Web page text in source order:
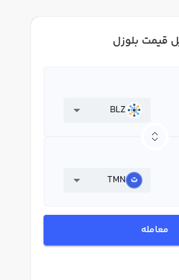
قیمت بلوزل
BLZ
TMN
معامله